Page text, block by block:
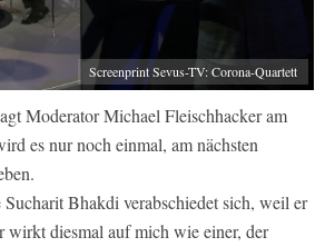
Screenprint Sevus-TV: Corona-Quartett
Moderator Michael Fleischhacker am
es nur noch einmal, am nächsten
Bhakdi verabschiedet sich, weil er
wirkt diesmal auf mich wie einer, der